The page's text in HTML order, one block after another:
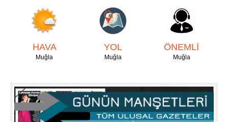
HAVA
Muğla
YOL
Muğla
ÖNEMLİ
Muğla